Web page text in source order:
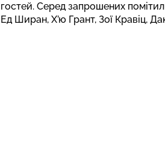
гостей. Серед запрошених
Ед Ширан, Х’ю Грант, Зої Кравіц,